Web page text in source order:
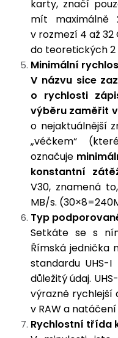
karty, značí
mít maximálně
v rozmezí 4 až 32
do teoretických 2
Minimální
V názvu sice
o rychlosti
výběru zaměřit
o nejaktuálnější
„véčkem“
označuje
konstantní
V30, znamená
MB/s.
Typ
Setkáte se s
Římská jednička
standardu UHS-
důležitý údaj.
výrazně rychlejší
v RAW a
Rychlostní třída